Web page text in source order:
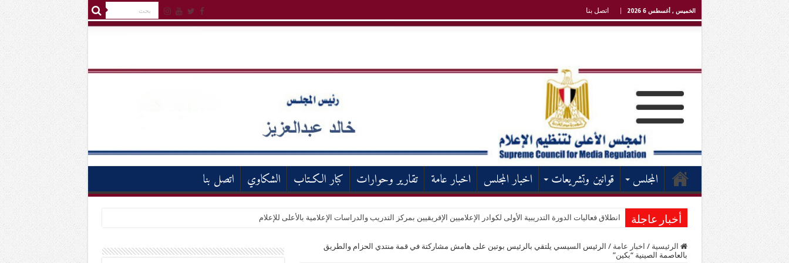
الخميس , أغسطس 6 2026 اتصل بنا
المجلس قوانين وتشريعات اخبار المجلس اخبار عامة تقارير وحوارات كبار الكـتاب الشكاوي اتصل بنا
أخبار عاجلة انطلاق فعاليات الدورة التدريبية الأولى لكوادر الإعلاميين الإفريقيين بمركز التدريب والدراسات الإعلامية بالأعلى للإعلام
الأعلى للإعلام: إلزام الوسائل الإعلامية بعدم نشر أو تداول أي مقاطع مصورة أو مسموعة أو مقروءة لواقعة التحرش بإحدى التلميذات
الرئيسية / اخبار عامة / الرئيس السيسي يلتقي بالرئيس بوتين على هامش مشاركتة في قمة منتدي الحزام والطريق
بالعاصمة الصينية “بكين”